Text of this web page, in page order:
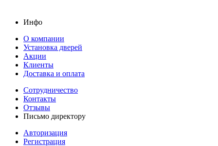
Инфо
О компании
Установка дверей
Акции
Клиенты
Доставка и оплата
Сотрудничество
Контакты
Отзывы
Письмо директору
Авторизация
Регистрация